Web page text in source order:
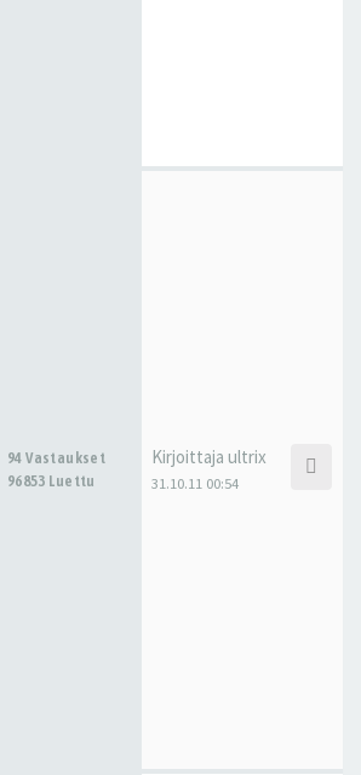
94 Vastaukset
96853 Luettu
Kirjoittaja ultrix
31.10.11 00:54